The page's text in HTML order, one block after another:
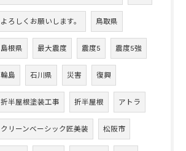
よろしくお願いします。 鳥取県
島根県 最大震度 震度5 震度5強
輪島 石川県 災害 復興
折半屋根塗装工事 折半屋根 アトラ
クリーンベーシック匠美装 松阪市